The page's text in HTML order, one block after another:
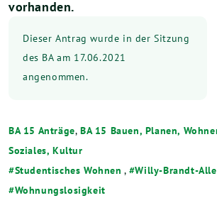
vorhanden.
Dieser Antrag wurde in der Sitzung
des BA am 17.06.2021
angenommen.
BA 15 Anträge,BA 15 Bauen, Planen,
Soziales, Kultur
Studentisches Wohnen , Willy-Brandt-
Wohnungslosigkeit